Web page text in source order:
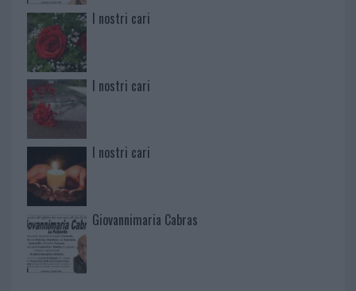
I nostri cari
I nostri cari
I nostri cari
Giovannimaria Cabras